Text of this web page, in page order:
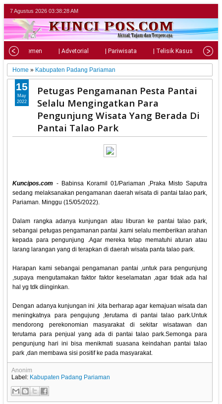
7 Agustus 2026 03:38:30 AM
| Parlemen | Advetorial | Pariwisata | Telisik Kasus |
Home » Kabupaten Padang Pariaman
Petugas Pengamanan Pesta Pantai
Selalu Mengingatkan Para
Pengunjung Wisata Yang Berada Di
Pantai Talao Park
Kuncipos.com - Babinsa Koramil 01/Pariaman ,Praka Misto Saputra
sedang melaksanakan pengamanan daerah wisata di pantai talao park,
Pariaman. Minggu (15/05/2022).
Dalam rangka adanya kunjungan atau liburan ke pantai talao park,
sebangai petugas pengamanan pantai ,kami selalu memberikan arahan
kepada para pengunjung .Agar mereka tetap mematuhi aturan atau
larang larangan yang di terapkan di daerah wisata panta talao park.
Harapan kami sebangai pengamanan pantai ,untuk para pengunjung
,supaya mengutamakan faktor faktor keselamatan ,agar tidak ada hal
hal yg tdk diinginkan.
Dengan adanya kunjungan ini ,kita berharap agar kemajuan wisata dan
meningkatnya para pengujung ,terutama di pantai talao park.Untuk
mendorong perekonomian masyarakat di sekitar wisatawan dan
terutama para penjual yang ada di pantai talao park.Semonga para
pengunjung hari ini bisa menikmati suasana keindahan pantai talao
park ,dan membawa sisi positif ke pada masyarakat.
15
May
2022
Anonim
Label: Kabupaten Padang Pariaman